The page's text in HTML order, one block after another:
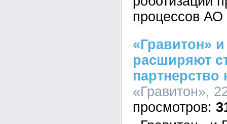
процессов
«Гравитон»
расширяют
«Гравитон»,